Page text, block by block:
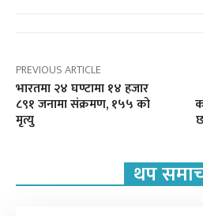
PREVIOUS ARTICLE
भारतमा २४ घण्टामा १४ हजार
८९१ जनामा संक्रमण, १५५ को
मृत्यु
थप